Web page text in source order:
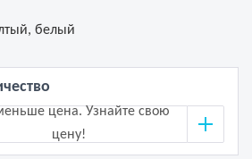
белый
цена. Узнайте свою
цену!